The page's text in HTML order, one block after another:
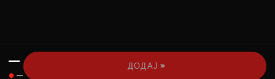
—
● —
ДОДАЈ ›››